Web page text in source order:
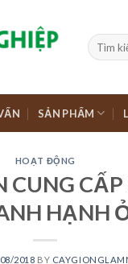
SẢN PHẨM
HOẠT ĐỘNG
CUNG
HẠNH
2018 BY